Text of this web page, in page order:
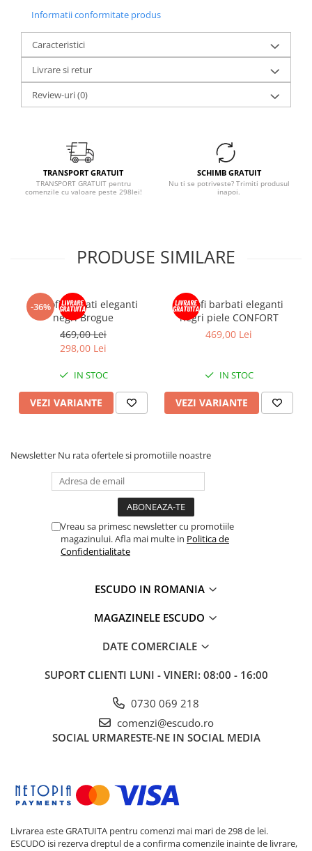
Informatii conformitate produs
Caracteristici
Livrare si retur
Review-uri(0)
TRANSPORT GRATUIT
TRANSPORT GRATUIT pentru
comenzile cu valoare peste 298lei!
SCHIMB GRATUIT
Nu ti se potriveste? Trimiti produsul
inapoi.
PRODUSE SIMILARE
-36%
Pantofi barbati eleganti
negri Brogue
469,00 Lei
298,00 Lei
IN STOC
VEZI VARIANTE
Pantofi barbati eleganti
negri piele CONFORT
469,00 Lei
IN STOC
VEZI VARIANTE
Newsletter Nu rata ofertele si promotiile noastre
Vreau sa primesc newsletter cu promotiile
magazinului. Afla mai multe in Politica de
Confidentialitate
ESCUDO IN ROMANIA
MAGAZINELE ESCUDO
DATE COMERCIALE
SUPORT CLIENTI LUNI - VINERI: 08:00 - 16:00
0730 069 218
comenzi@escudo.ro
SOCIAL URMARESTE-NE IN SOCIAL MEDIA
Livrarea este GRATUITA pentru comenzi mai mari de 298 de lei.
ESCUDO isi rezerva dreptul de a confirma comenzile inainte de livrare,